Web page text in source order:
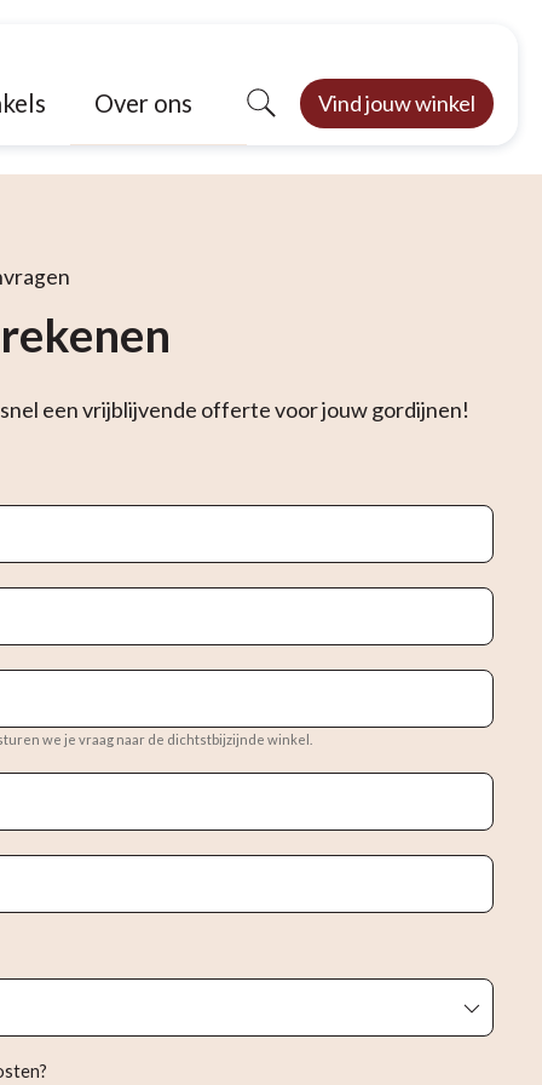
Over ons Vind jouw winkel
een vrijblijvende offerte voor jouw gordijnen!
we je vraag naar de dichtstbijzijnde winkel.